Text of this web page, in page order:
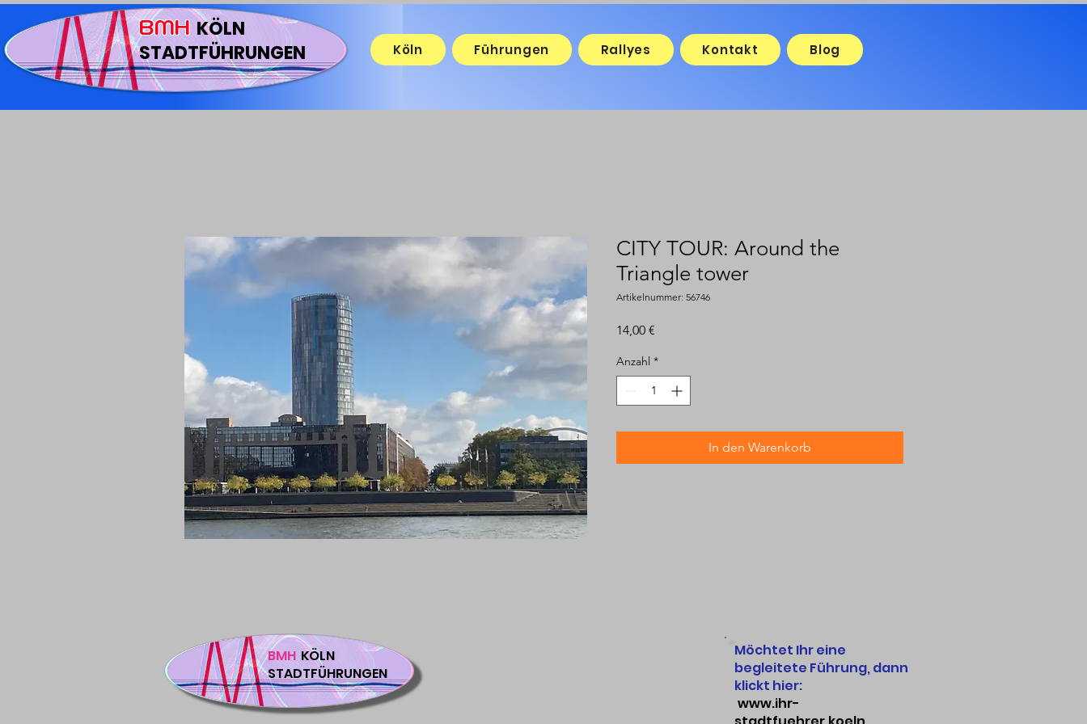
BMH KÖLN
STADTFÜHRUNGEN
Köln Führungen Rallyes Kontakt Blog
CITY TOUR: Around the
Triangle tower
Artikelnummer: 56746
14,00 €
Anzahl *
In den Warenkorb
BMHKÖLN
STADTFÜHRUNGEN
Möchtet Ihr eine
begleitete Führung, dann
klickt hier:
www.ihr-